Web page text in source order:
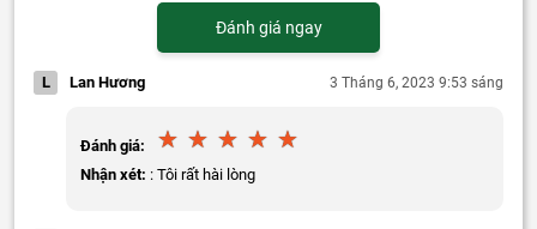
Đánh giá ngay
L Lan Hương 3 Tháng 6, 2023 9:53 sáng
Đánh giá:
Nhận xét: : Tôi rất hài lòng